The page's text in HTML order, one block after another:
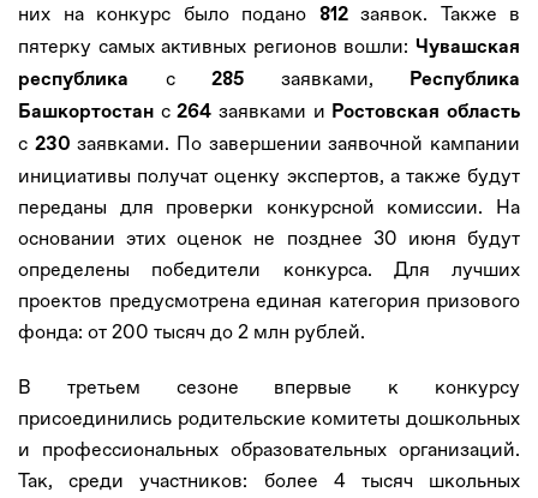
них на конкурс было подано 812 заявок. Также в
пятерку самых активных регионов вошли: Чувашская
республика
с 285 заявками,
Республика
Башкортостан с264 заявками и Ростовская область
с 230 заявками. По завершении заявочной кампании
инициативы получат оценку экспертов, а также будут
переданы для проверки конкурсной комиссии. На
основании этих оценок не позднее 30 июня будут
определены победители конкурса. Для лучших
проектов предусмотрена единая категория призового
фонда: от 200 тысяч до 2 млн рублей.
В третьем сезоне впервые к конкурсу
присоединились родительские комитеты дошкольных
и профессиональных образовательных организаций.
Так, среди участников: более 4 тысяч школьных